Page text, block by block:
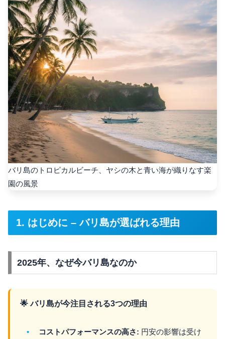
バリ島のトロピカルビーチ、ヤシの木と青い海が織りなす楽
園の風景
1. はじめに – バリ島が選ばれる理由
2025年、なぜ今バリ島なのか
🌟 バリ島が今注目される3つの理由
コストパフォーマンスの高さ: 円安の影響は受け